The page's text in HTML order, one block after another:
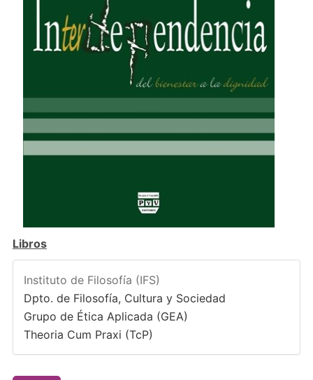
Libros
Instituto de Filosofía (IFS)
Dpto. de Filosofía, Cultura y Sociedad
Grupo de Ética Aplicada (GEA)
Theoria Cum Praxi (TcP)